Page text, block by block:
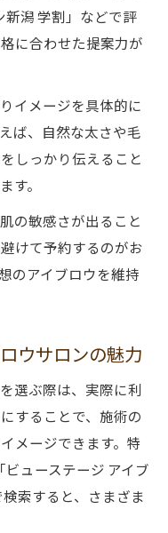
新潟 学割」などで評
に合わせた提案力が
イメージを具体的に
ば、自然な太さや毛
しっかり伝えること
す。
の敏感さが出ること
けて予約するのがお
のアイブロウを維持
ウサロンの魅力
選ぶ際は、実際に利
することで、施術の
メージできます。特
ューステージ アイブ
索すると、さまざま